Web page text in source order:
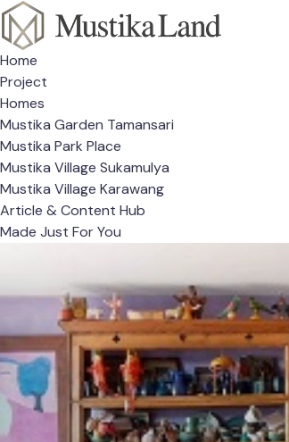
Home
Project
Homes
Mustika Garden Tamansari
Mustika Park Place
Mustika Village Sukamulya
Mustika Village Karawang
Article & Content Hub
Made Just For You